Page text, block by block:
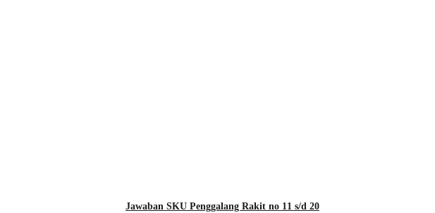
Jawaban SKU Penggalang Rakit no 11 s/d 20